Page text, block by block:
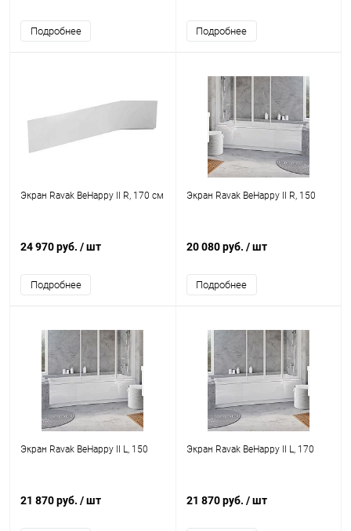
Подробнее Подробнее
Экран Ravak BeHappy II R, 170 см
24 970 руб. / шт
Подробнее
Экран Ravak BeHappy II R, 150
20 080 руб. / шт
Подробнее
Экран Ravak BeHappy II L, 150
21 870 руб. / шт
Экран Ravak BeHappy II L, 170
21 870 руб. / шт